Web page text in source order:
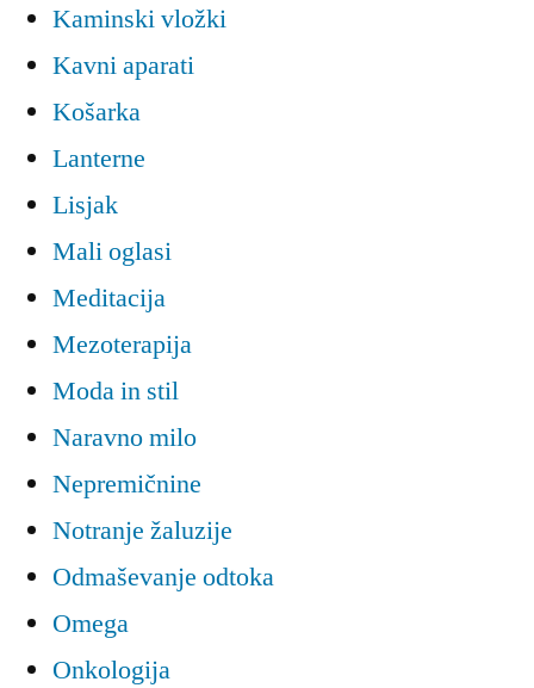
Kaminski vložki
Kavni aparati
Košarka
Lanterne
Lisjak
Mali oglasi
Meditacija
Mezoterapija
Moda in stil
Naravno milo
Nepremičnine
Notranje žaluzije
Odmaševanje odtoka
Omega
Onkologija